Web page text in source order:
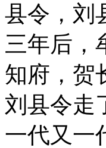
县令，刘
三年后，
知府，贺
刘县令走
一代又一